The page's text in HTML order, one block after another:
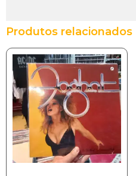
Produtos relacionados